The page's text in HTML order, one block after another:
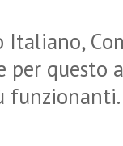
per questo
funzionanti.